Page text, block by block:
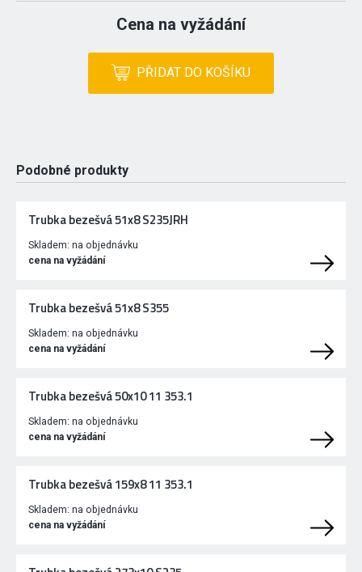
Cena na vyžádání
PŘIDAT DO KOŠÍKU
Podobné produkty
Trubka bezešvá 51x8 S235JRH
Skladem: na objednávku
cena na vyžádání
Trubka bezešvá 51x8 S355
Skladem: na objednávku
cena na vyžádání
Trubka bezešvá 50x10 11 353.1
Skladem: na objednávku
cena na vyžádání
Trubka bezešvá 159x8 11 353.1
Skladem: na objednávku
cena na vyžádání